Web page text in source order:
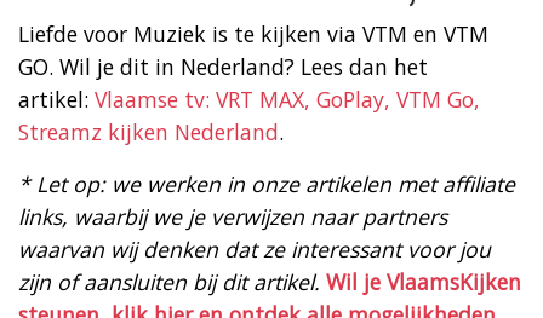
Liefde voor Muziek is te kijken via VTM en VTM
GO. Wil je dit in Nederland? Lees dan het
artikel: Vlaamse tv: VRT MAX, GoPlay, VTM Go,
Streamz kijken Nederland.
* Let op: we werken in onze artikelen met affiliate
links, waarbij we je verwijzen naar partners
waarvan wij denken dat ze interessant voor jou
zijn of aansluiten bij dit artikel. Wil je VlaamsKijken